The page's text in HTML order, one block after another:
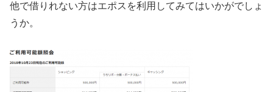
他で借りれない方はエポスを利用してみてはいかがでしょ
うか。